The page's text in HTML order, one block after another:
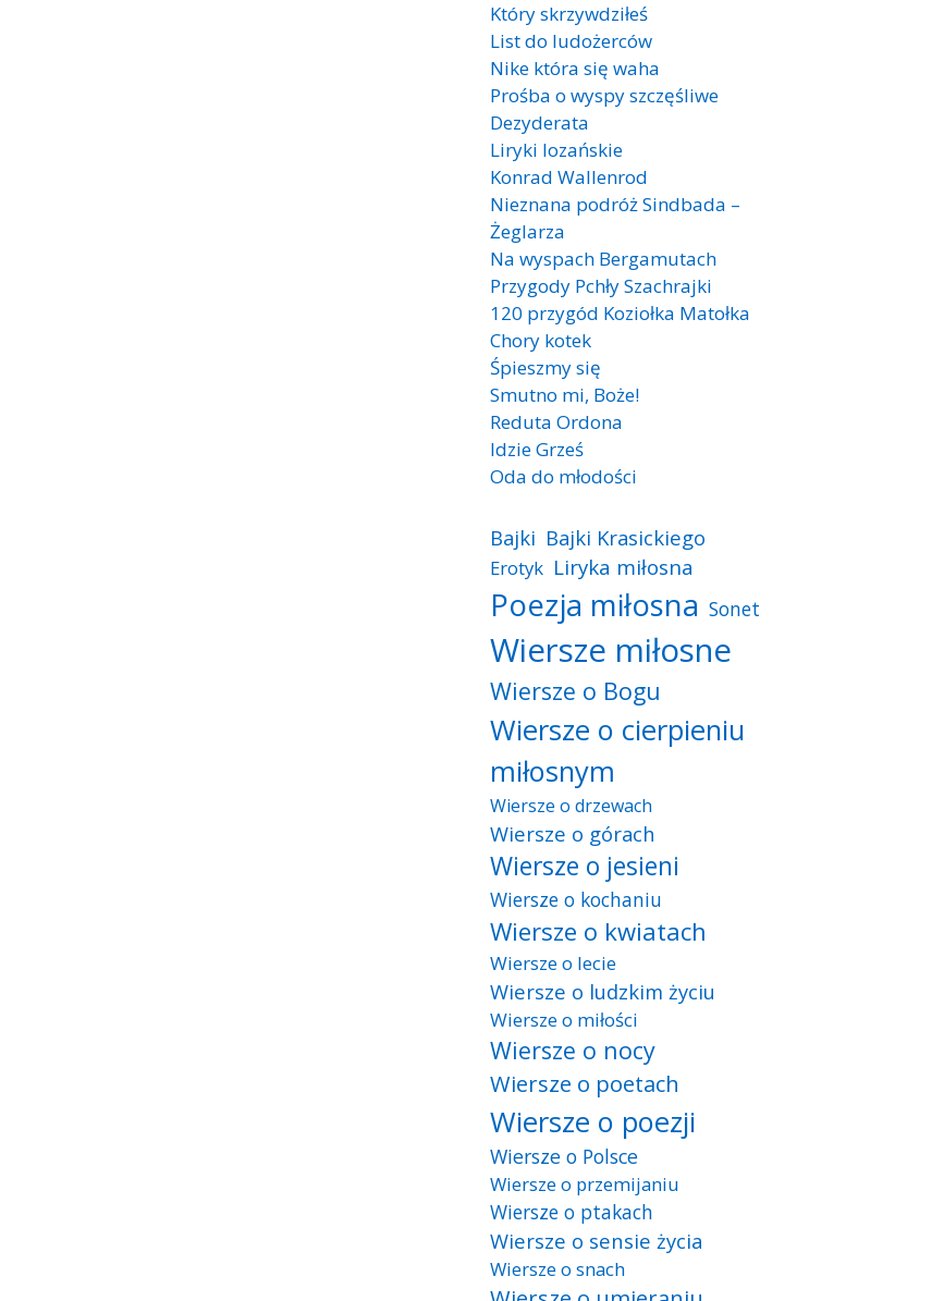
Który skrzywdziłeś
List do ludożerców
Nike która się waha
Prośba o wyspy szczęśliwe
Dezyderata
Liryki lozańskie
Konrad Wallenrod
Nieznana podróż Sindbada –
Żeglarza
Na wyspach Bergamutach
Przygody Pchły Szachrajki
120 przygód Koziołka Matołka
Chory kotek
Śpieszmy się
Smutno mi, Boże!
Reduta Ordona
Idzie Grześ
Oda do młodości
Bajki Bajki Krasickiego
Erotyk Liryka miłosna
Poezja miłosna Sonet
Wiersze miłosne
Wiersze o Bogu
Wiersze o cierpieniu
miłosnym
Wiersze o drzewach
Wiersze o górach
Wiersze o jesieni
Wiersze o kochaniu
Wiersze o kwiatach
Wiersze o lecie
Wiersze o ludzkim życiu
Wiersze o miłości
Wiersze o nocy
Wiersze o poetach
Wiersze o poezji
Wiersze o Polsce
Wiersze o przemijaniu
Wiersze o ptakach
Wiersze o sensie życia
Wiersze o snach